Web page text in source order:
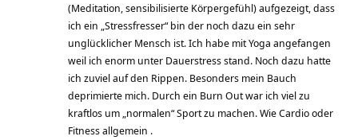
(Meditation, sensibilisierte Körpergefühl) aufgezeigt, dass
ich ein „Stressfresser“ bin der noch dazu ein sehr
unglücklicher Mensch ist. Ich habe mit Yoga angefangen
weil ich enorm unter Dauerstress stand. Noch dazu hatte
ich zuviel auf den Rippen. Besonders mein Bauch
deprimierte mich. Durch ein Burn Out war ich viel zu
kraftlos um „normalen“ Sport zu machen. Wie Cardio oder
Fitness allgemein .